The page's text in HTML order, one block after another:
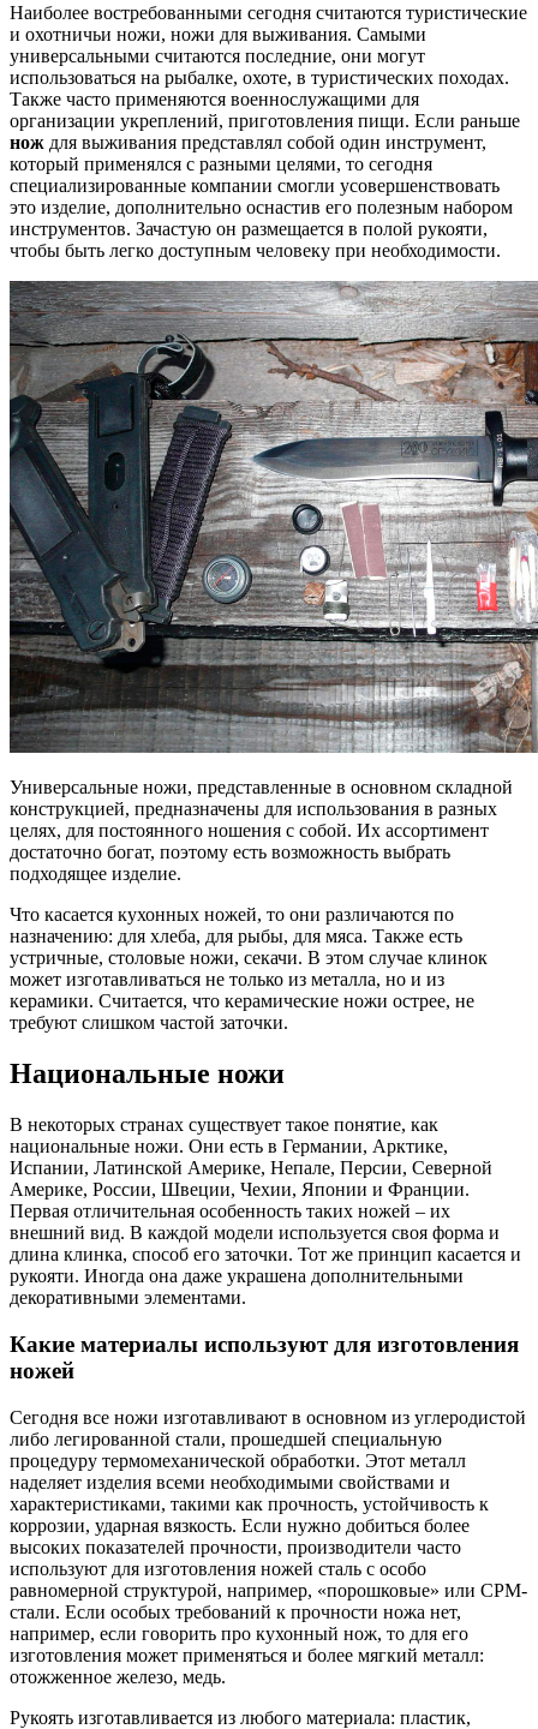
Наиболее востребованными сегодня считаются туристические
и охотничьи ножи, ножи для выживания. Самыми
универсальными считаются последние, они могут
использоваться на рыбалке, охоте, в туристических походах.
Также часто применяются военнослужащими для
организации укреплений, приготовления пищи. Если раньше
нож для выживания представлял собой один инструмент,
который применялся с разными целями, то сегодня
специализированные компании смогли усовершенствовать
это изделие, дополнительно оснастив его полезным набором
инструментов. Зачастую он размещается в полой рукояти,
чтобы быть легко доступным человеку при необходимости.
Универсальные ножи, представленные в основном складной
конструкцией, предназначены для использования в разных
целях, для постоянного ношения с собой. Их ассортимент
достаточно богат, поэтому есть возможность выбрать
подходящее изделие.
Что касается кухонных ножей, то они различаются по
назначению: для хлеба, для рыбы, для мяса. Также есть
устричные, столовые ножи, секачи. В этом случае клинок
может изготавливаться не только из металла, но и из
керамики. Считается, что керамические ножи острее, не
требуют слишком частой заточки.
Национальные ножи
В некоторых странах существует такое понятие, как
национальные ножи. Они есть в Германии, Арктике,
Испании, Латинской Америке, Непале, Персии, Северной
Америке, России, Швеции, Чехии, Японии и Франции.
Первая отличительная особенность таких ножей – их
внешний вид. В каждой модели используется своя форма и
длина клинка, способ его заточки. Тот же принцип касается и
рукояти. Иногда она даже украшена дополнительными
декоративными элементами.
Какие материалы используют для изготовления
ножей
Сегодня все ножи изготавливают в основном из углеродистой
либо легированной стали, прошедшей специальную
процедуру термомеханической обработки. Этот металл
наделяет изделия всеми необходимыми свойствами и
характеристиками, такими как прочность, устойчивость к
коррозии, ударная вязкость. Если нужно добиться более
высоких показателей прочности, производители часто
используют для изготовления ножей сталь с особо
равномерной структурой, например, «порошковые» или СРМ-
стали. Если особых требований к прочности ножа нет,
например, если говорить про кухонный нож, то для его
изготовления может применяться и более мягкий металл:
отожженное железо, медь.
Рукоять изготавливается из любого материала: пластик,